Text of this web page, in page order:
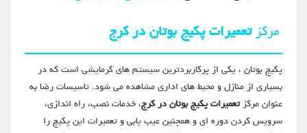
مرکزتعمیرات پکیج بوتان در کرج
پکیج بوتان ، یکی از پرکاربردترین سیستم های گرمایشی است که در
بسیاری از منازل و محیط های اداری مشاهده می شود. تاسیسات رضا به
عنوان مرکزتعمیرات پکیج بوتان در کرج، خدمات نصب، راه اندازی،
سرویس کردن دوره ای و همچنین عیب یابی و تعمیرات این پکیج را